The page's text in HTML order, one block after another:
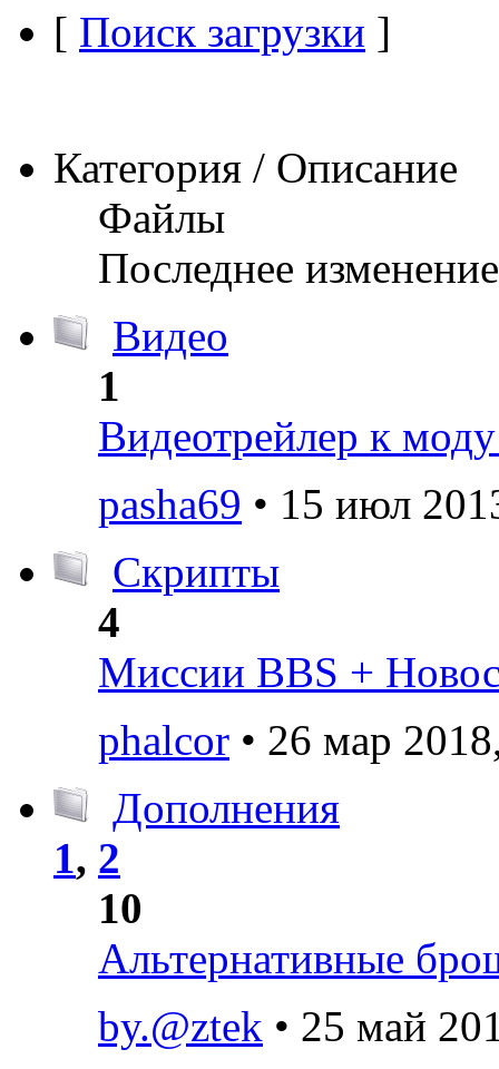
[ Поиск загрузки ]
Категория / Описание
Файлы
Последнее изменение
Видео
1
Видеотрейлер к
pasha69 • 15 июл
Скрипты
4
Миссии BBS +
phalcor • 26 мар
Дополнения
1, 2
10
Альтернативные
by.@ztek • 25 май